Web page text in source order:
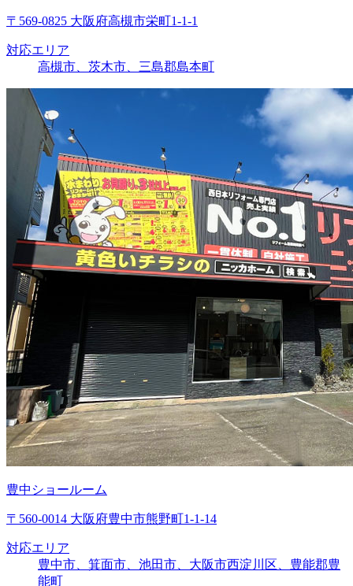
〒569-0825 大阪府高槻市栄町1-1-1
対応エリア
高槻市、茨木市、三島郡島本町
豊中ショールーム
〒560-0014 大阪府豊中市熊野町1-1-14
対応エリア
豊中市、箕面市、池田市、大阪市西淀川区、豊能郡豊
能町